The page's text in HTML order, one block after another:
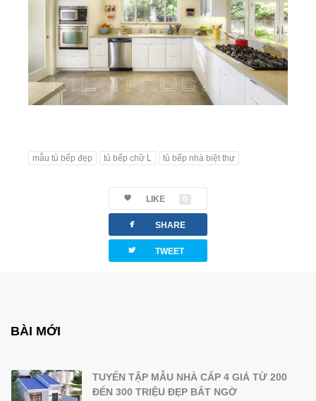
mẫu tủ bếp đẹp tủ bếp chữ L tủ bếp nhà biệt thự
LIKE 0
facebook SHARE
twitterbird TWEET
BÀI MỚI
TUYỂN TẬP MẪU NHÀ CẤP 4 GIÁ TỪ 200
ĐẾN 300 TRIỆU ĐẸP BẤT NGỜ